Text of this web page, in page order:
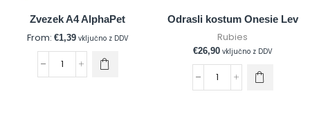
Zvezek A4 AlphaPet
From: €1,39 vključno z DDV
Odrasli kostum Onesie Lev
Rubies
€26,90 vključno z DDV